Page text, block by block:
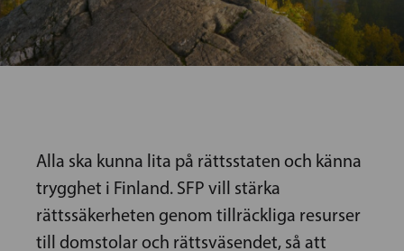
Alla ska kunna lita på rättsstaten och känna
trygghet i Finland. SFP vill stärka
rättssäkerheten genom tillräckliga resurser
till domstolar och rättsväsendet, så att